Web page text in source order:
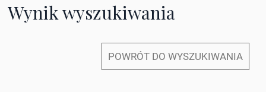
Wynik wyszukiwania
POWRÓT DO WYSZUKIWANIA